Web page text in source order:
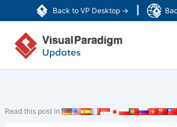
Back to VP Desktop →
to
content
Read this post in: